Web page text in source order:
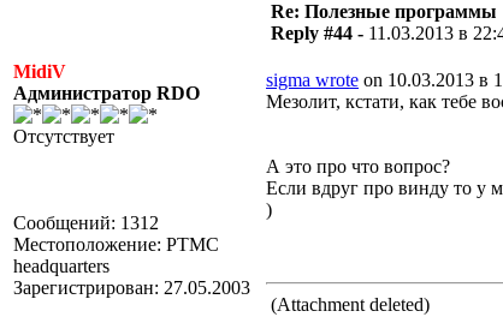
MidiV
Администратор RDO
Отсутствует
Сообщений: 1312
Местоположение: PTMC
headquarters
Зарегистрирован: 27.05.2003
Re: Полезные программы
Reply #44 - 11.03.2013 в
sigma wrote on 10.03.2013 в
Мезолит, кстати, как тебе
А это про что вопрос?
Если вдруг про винду то у
)
(Attachment deleted)